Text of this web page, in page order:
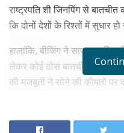
राष्ट्रपति शी जिनपिंग से
कि दोनों देशों के रिश्तों में सुधार
हालांकि, बीजिंग ने साफ कर दिया
लेकर कोई ठोस बातचीत नहीं हुई
की मजबूती ने सोने की कीमतों पर
RELATED NEWS